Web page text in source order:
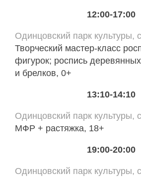
12:00-17:00
Одинцовский парк культуры,
Творческий мастер-класс
фигурок; роспись
и брелков, 0+
13:10-14:10
Одинцовский парк культуры,
МФР + растяжка, 18+
19:00-20:00
Одинцовский парк культуры,